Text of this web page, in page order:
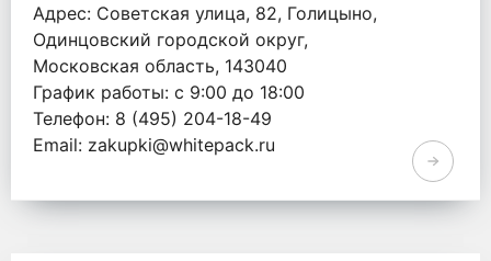
Адрес: Советская улица, 82, Голицыно,
Одинцовский городской округ,
Московская область, 143040
График работы: с 9:00 до 18:00
Телефон: 8 (495) 204-18-49
Email: zakupki@whitepack.ru